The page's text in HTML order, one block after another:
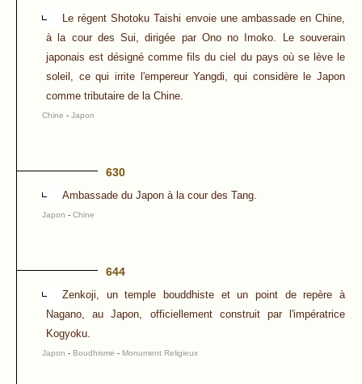
Le régent Shotoku Taishi envoie une ambassade en Chine,
à la cour des Sui, dirigée par Ono no Imoko. Le souverain
japonais est désigné comme fils du ciel du pays où se lève le
soleil, ce qui irrite l'empereur Yangdi, qui considère le Japon
comme tributaire de la Chine.
Chine - Japon
630
Ambassade du Japon à la cour des Tang.
Japon - Chine
644
Zenkoji, un temple bouddhiste et un point de repère à
Nagano, au Japon, officiellement construit par l'impératrice
Kogyoku.
Japon - Boudhisme - Monument Religieux